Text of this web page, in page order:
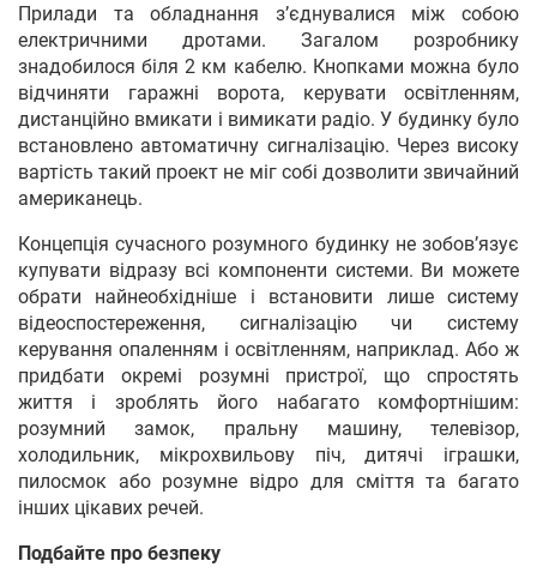
Прилади та обладнання з’єднувалися між собою
електричними дротами. Загалом розробнику
знадобилося біля 2 км кабелю. Кнопками можна було
відчиняти гаражні ворота, керувати освітленням,
дистанційно вмикати і вимикати радіо. У будинку було
встановлено автоматичну сигналізацію. Через високу
вартість такий проект не міг собі дозволити звичайний
американець.
Концепція сучасного розумного будинку не зобов’язує
купувати відразу всі компоненти системи. Ви можете
обрати найнеобхідніше і встановити лише систему
відеоспостереження, сигналізацію чи систему
керування опаленням і освітленням, наприклад. Або ж
придбати окремі розумні пристрої, що спростять
життя і зроблять його набагато комфортнішим:
розумний замок, пральну машину, телевізор,
холодильник, мікрохвильову піч, дитячі іграшки,
пилосмок або розумне відро для сміття та багато
інших цікавих речей.
Подбайте про безпеку